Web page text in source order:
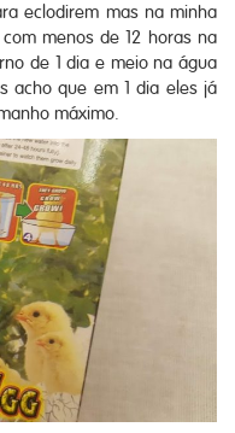
eclodirem mas na minha
menos de 12 horas na
de 1 dia e meio na água
acho que em 1 dia eles já
máximo.